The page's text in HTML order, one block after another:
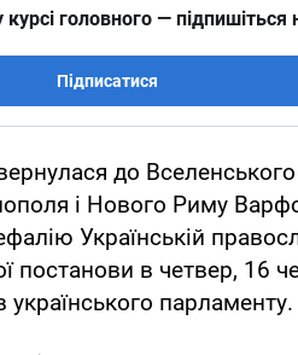
головного — підпишіться
Підписатися
до Вселенського
і Нового Риму
Українській
постанови в четвер, 16
українського парламенту.